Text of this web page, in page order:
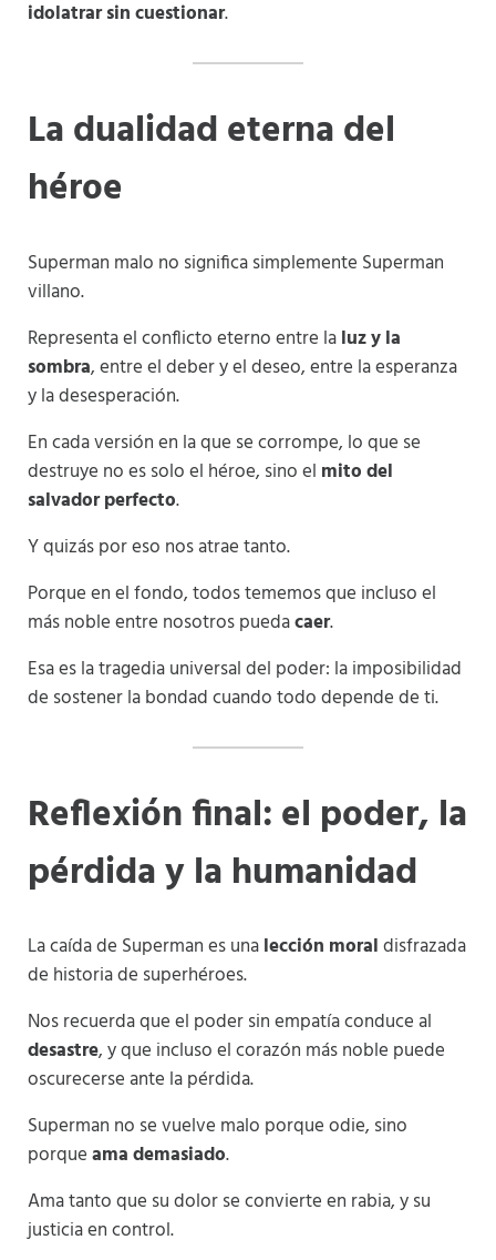
idolatrar sin cuestionar.
La dualidad eterna del
héroe
Superman malo no significa simplemente Superman
villano.
Representa el conflicto eterno entre laluz y la
sombra, entre el deber y el deseo, entre la esperanza
y la desesperación.
En cada versión en la que se corrompe, lo que se
destruye no es solo el héroe, sino el mito del
salvador perfecto.
Y quizás por eso nos atrae tanto.
Porque en el fondo, todos tememos que incluso el
más noble entre nosotros puedacaer.
Esa es la tragedia universal del poder: la imposibilidad
de sostener la bondad cuando todo depende de ti.
Reflexión final: el poder, la
pérdida y la humanidad
La caída de Superman es unalección moraldisfrazada
de historia de superhéroes.
Nos recuerda que el poder sin empatía conduce al
desastre, y que incluso el corazón más noble puede
oscurecerse ante la pérdida.
Superman no se vuelve malo porque odie, sino
porqueama demasiado.
Ama tanto que su dolor se convierte en rabia, y su
justicia en control.